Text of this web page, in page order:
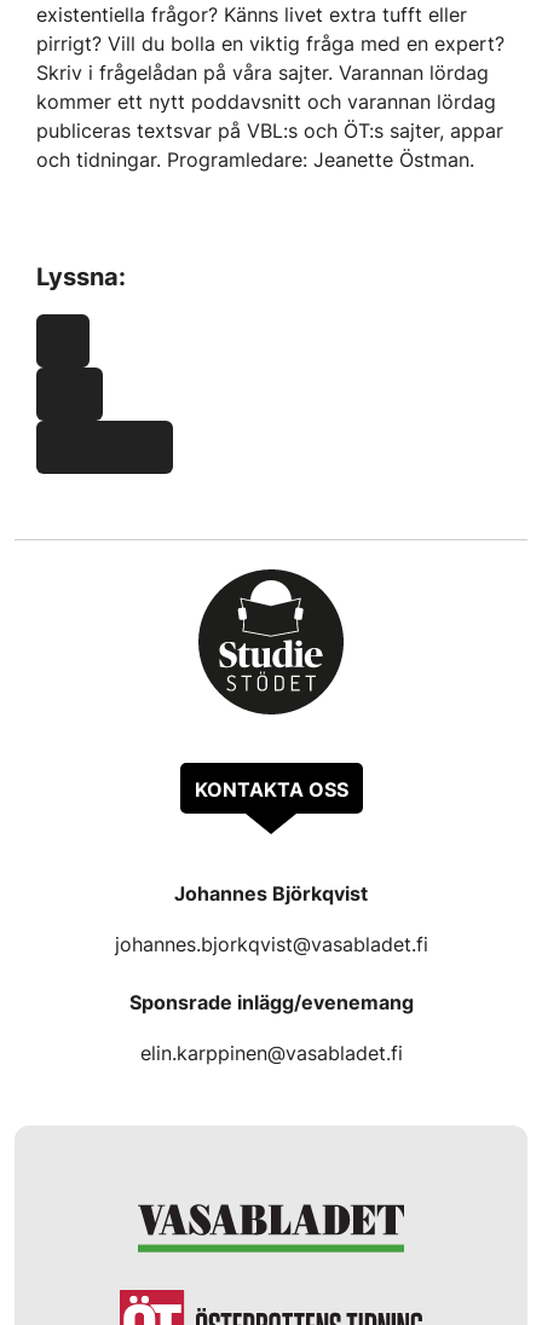
existentiella frågor? Känns livet extra tufft eller
pirrigt? Vill du bolla en viktig fråga med en expert?
Skriv i frågelådan på våra sajter. Varannan lördag
kommer ett nytt poddavsnitt och varannan lördag
publiceras textsvar på VBL:s och ÖT:s sajter, appar
och tidningar. Programledare: Jeanette Östman.
Lyssna:
VBL
Spotify
Apple Podcast
KONTAKTA OSS
Johannes Björkqvist
johannes.bjorkqvist@vasabladet.fi
Sponsrade inlägg/evenemang
elin.karppinen@vasabladet.fi